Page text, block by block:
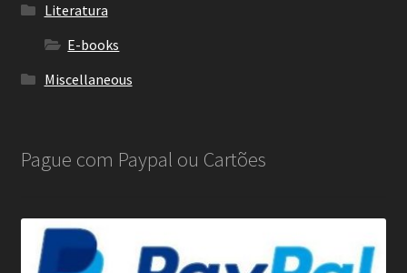
Literatura
E-books
Miscellaneous
Pague com Paypal ou Cartões